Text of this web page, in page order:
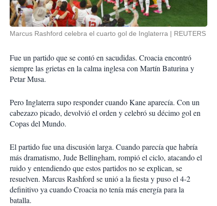
Marcus Rashford celebra el cuarto gol de Inglaterra REUTERS
Fue un partido que se contó en sacudidas. Croacia encontró
siempre las grietas en la calma inglesa con Martín Baturina y
Petar Musa.
Pero Inglaterra supo responder cuando Kane aparecía. Con un
cabezazo picado, devolvió el orden y celebró su décimo gol en
Copas del Mundo.
El partido fue una discusión larga. Cuando parecía que habría
más dramatismo, Jude Bellingham, rompió el ciclo, atacando el
ruido y entendiendo que estos partidos no se explican, se
resuelven. Marcus Rashford se unió a la fiesta y puso el 4-2
definitivo ya cuando Croacia no tenía más energía para la
batalla.